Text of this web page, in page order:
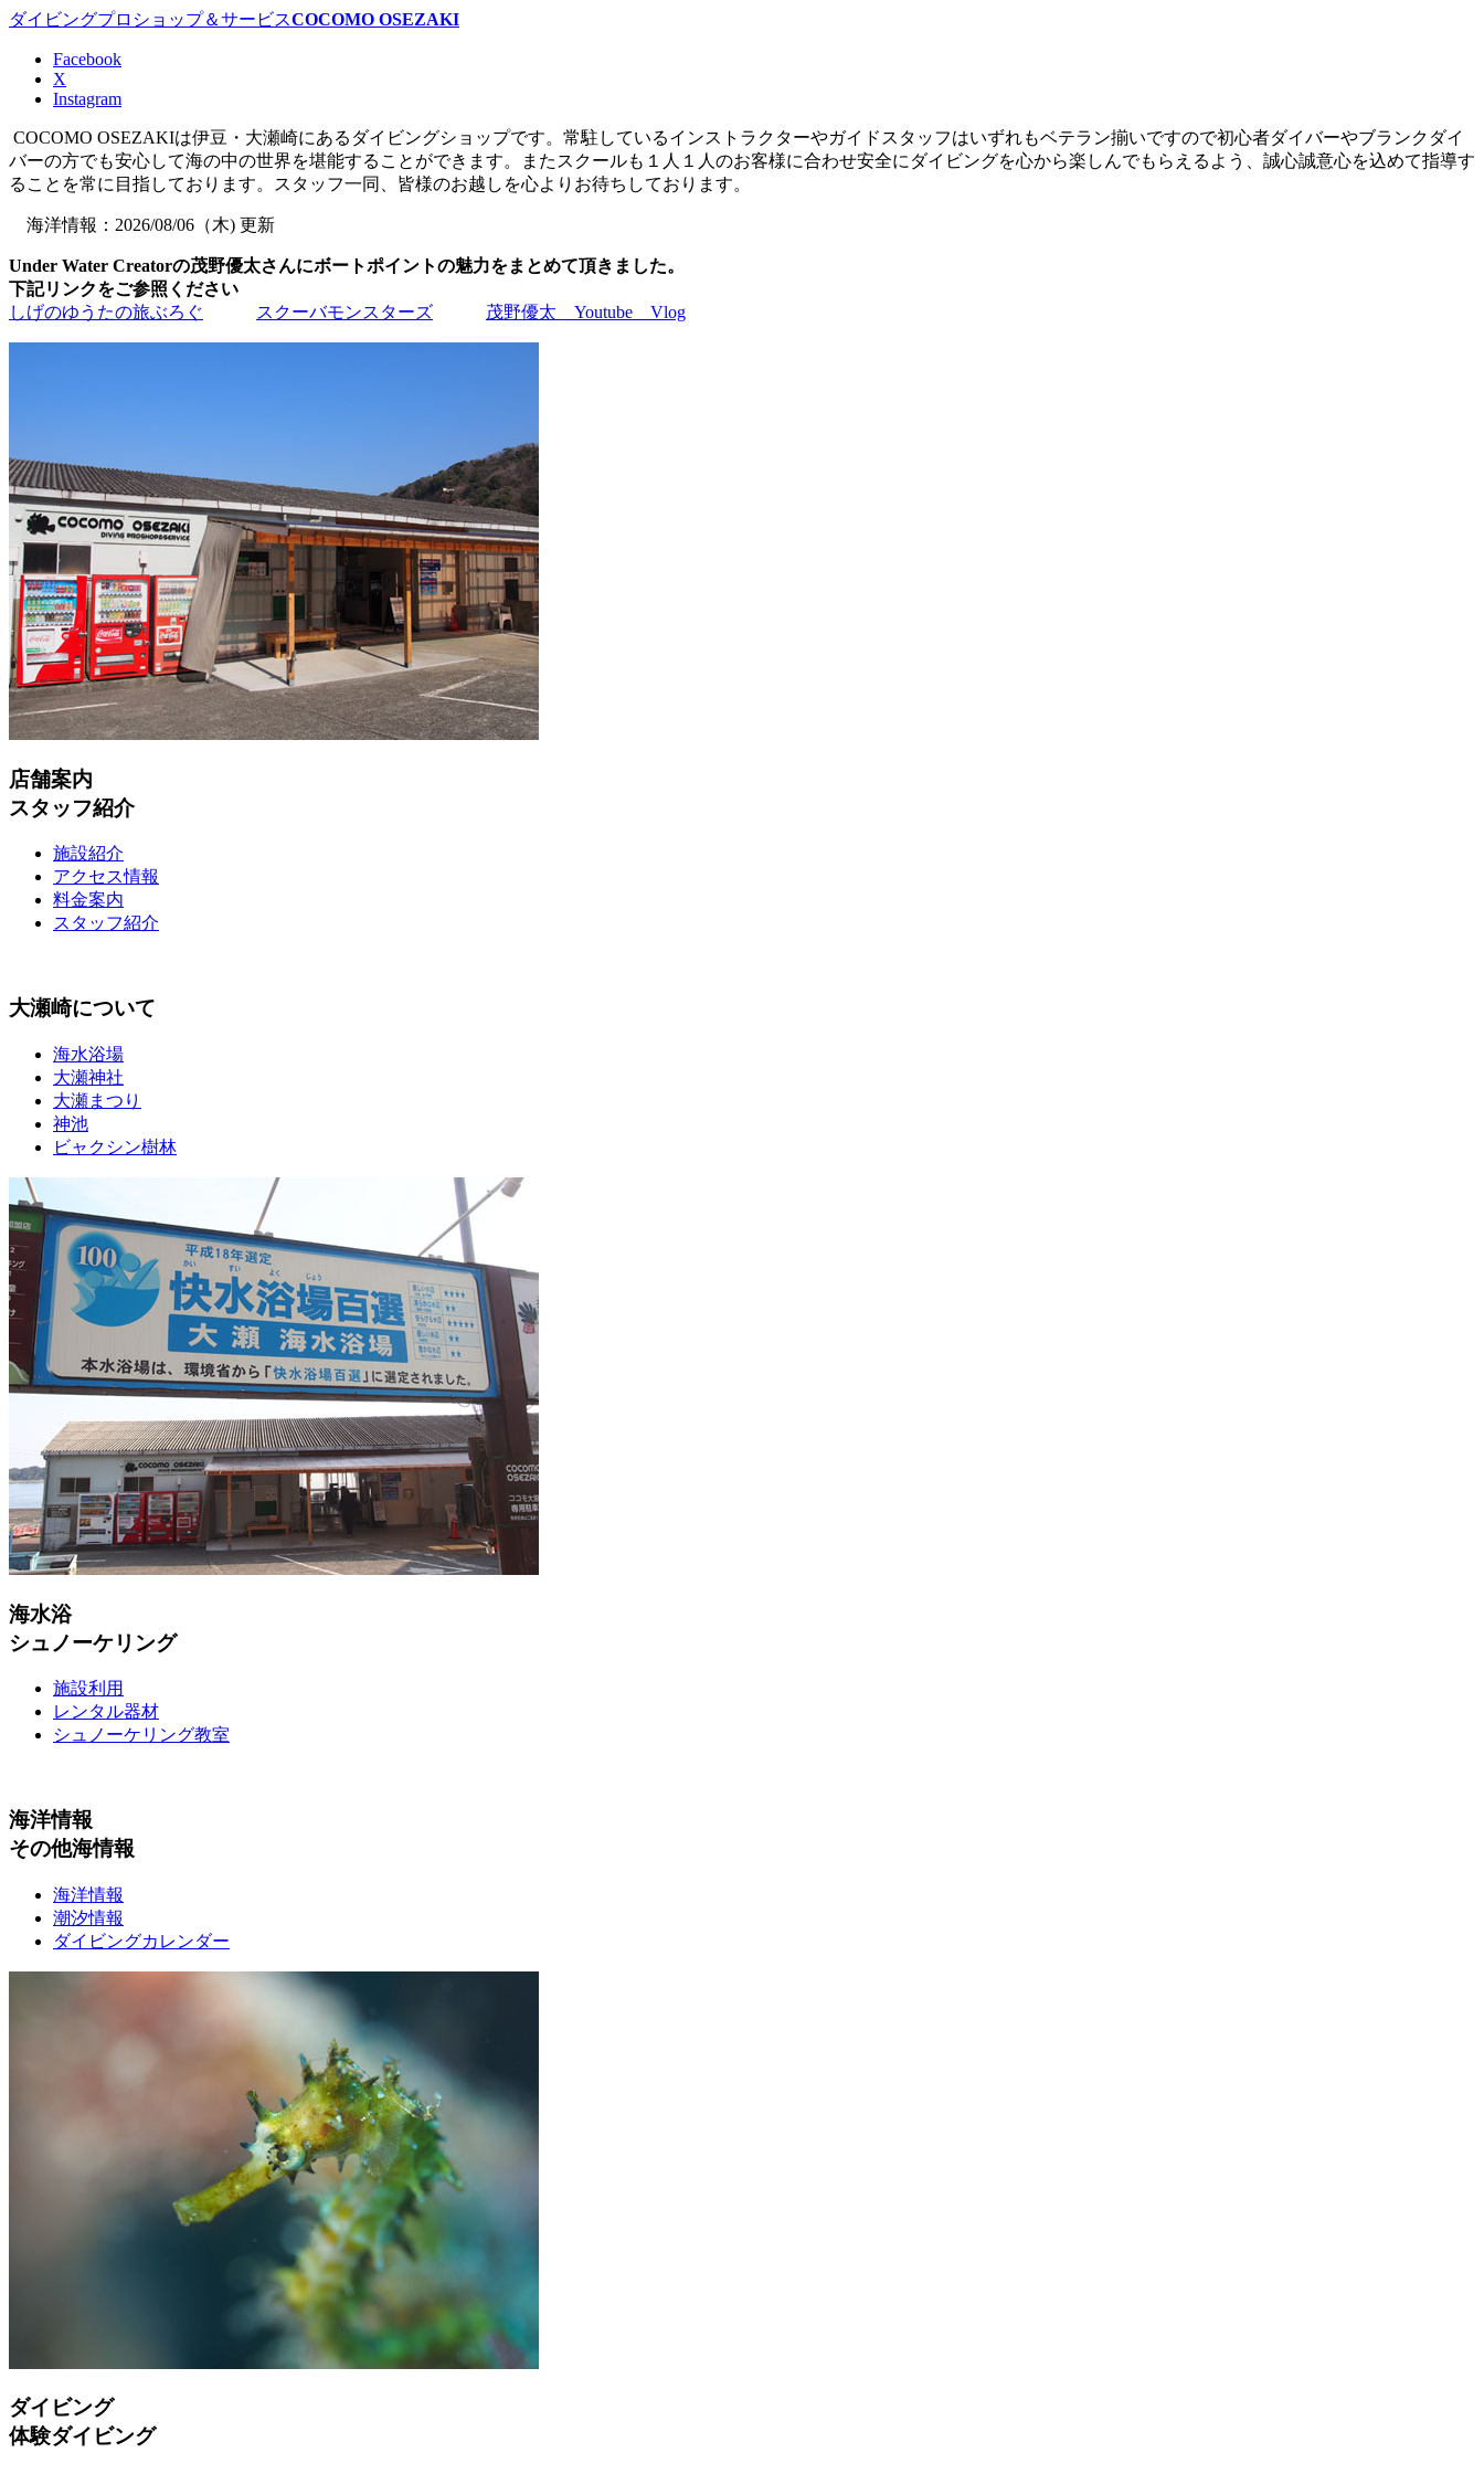
ダイビングプロショップ＆サービスCOCOMO OSEZAKI
Facebook
X
Instagram
COCOMO OSEZAKIは伊豆・大瀬崎にあるダイビングショップです。常駐しているインストラクターやガイドスタッフはいずれもベテラン揃いですので初心者ダイバーやブランクダイ
バーの方でも安心して海の中の世界を堪能することができます。またスクールも１人１人のお客様に合わせ安全にダイビングを心から楽しんでもらえるよう、誠心誠意心を込めて指導す
ることを常に目指しております。スタッフ一同、皆様のお越しを心よりお待ちしております。
海洋情報：2026/08/06（木) 更新
Under Water Creatorの茂野優太さんにボートポイントの魅力をまとめて頂きました。
下記リンクをご参照ください
しげのゆうたの旅ぶろぐ
スクーバモンスターズ 茂野優太 Youtube Vlog
店舗案内
スタッフ紹介
施設紹介
アクセス情報
料金案内
スタッフ紹介
大瀬崎について
海水浴場
大瀬神社
大瀬まつり
神池
ビャクシン樹林
海水浴
シュノーケリング
施設利用
レンタル器材
シュノーケリング教室
海洋情報
その他海情報
海洋情報
潮汐情報
ダイビングカレンダー
ダイビング
体験ダイビング